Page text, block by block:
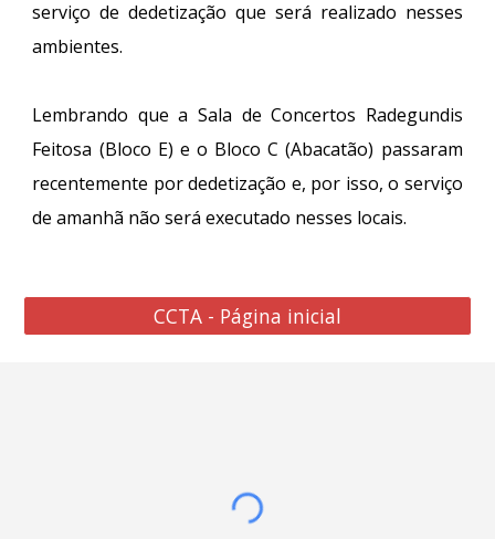
serviço de dedetização que será realizado nesses
ambientes.
Lembrando que a Sala de Concertos Radegundis
Feitosa (Bloco E) e o Bloco C (Abacatão) passaram
recentemente por dedetização e, por isso, o serviço
de amanhã não será executado nesses locais.
CCTA - Página inicial